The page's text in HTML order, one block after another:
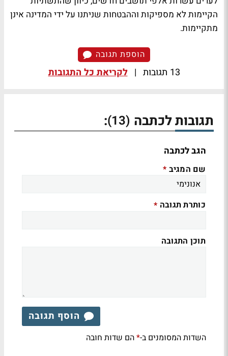
הקיימות לא מספיקות וההבטחות שניתנו על ידי המדינה אינן
מתקיימות.
הוספת תגובה
13 תגובות | לקריאת כל התגובות
תגובות לכתבה (13)
:
הגב לכתבה
שם המגיב *
כותרת תגובה *
תוכן התגובה
הוסף תגובה
השדות המסומנים ב-*הם שדות חובה